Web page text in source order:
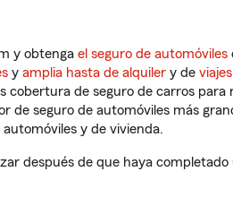
y obtenga el seguro de automóviles
y amplia hasta de alquiler y de
de seguro de carros
de seguro de automóviles más
y de vivienda.
después de que haya